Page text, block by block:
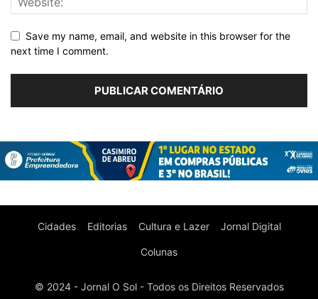
Save my name, email, and website in this browser for the
next time I comment.
Cidades Editorias Cultura e Lazer Jornal Digital
Colunas
© 2024 - Jornal O Sol - Todos os Direitos Reservados